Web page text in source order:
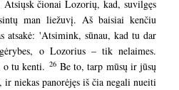
Atsiųsk čionai Lozorių, kad, suvilgęs
man liežuvį. Aš baisiai kenčiu
atsakė: 'Atsimink, sūnau, kad tu dar
o Lozorius – tik nelaimes.
o tu kenti. 26Be to, tarp mūsų ir jūsų
ir niekas panorėjęs iš čia negali nueiti